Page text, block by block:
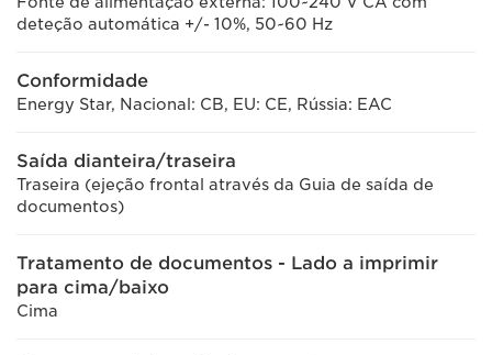
deteção automática +/- 10%, 50~60 Hz
Conformidade
Energy Star, Nacional: CB, EU: CE, Rússia: EAC
Saída dianteira/traseira
Traseira (ejeção frontal através da Guia de saída de
documentos)
Tratamento de documentos - Lado a imprimir
para cima/baixo
Cima